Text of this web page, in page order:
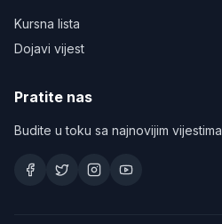
Kursna lista
Dojavi vijest
Pratite nas
Budite u toku sa najnovijim vijestima